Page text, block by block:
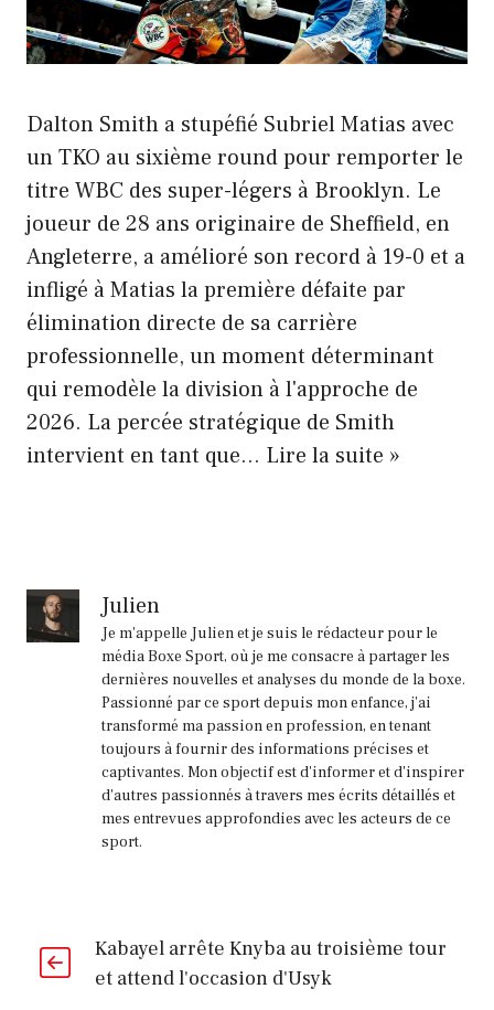
Dalton Smith a stupéfié Subriel Matias avec
un TKO au sixième round pour remporter le
titre WBC des super-légers à Brooklyn. Le
joueur de 28 ans originaire de Sheffield, en
Angleterre, a amélioré son record à 19-0 et a
infligé à Matias la première défaite par
élimination directe de sa carrière
professionnelle, un moment déterminant
qui remodèle la division à l'approche de
2026. La percée stratégique de Smith
intervient en tant que… Lire la suite »
Matias
et
remporte
le
titre
WBC
des
Julien
Je m'appelle Julien et je suis le rédacteur pour le
média Boxe Sport, où je me consacre à partager les
dernières nouvelles et analyses du monde de la boxe.
Passionné par ce sport depuis mon enfance, j'ai
transformé ma passion en profession, en tenant
toujours à fournir des informations précises et
captivantes. Mon objectif est d'informer et d'inspirer
d'autres passionnés à travers mes écrits détaillés et
mes entrevues approfondies avec les acteurs de ce
sport.
Kabayel arrête Knyba au troisième tour
et attend l'occasion d'Usyk